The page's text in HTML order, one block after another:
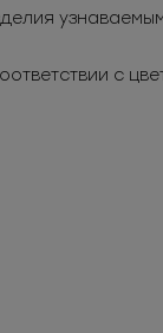
с